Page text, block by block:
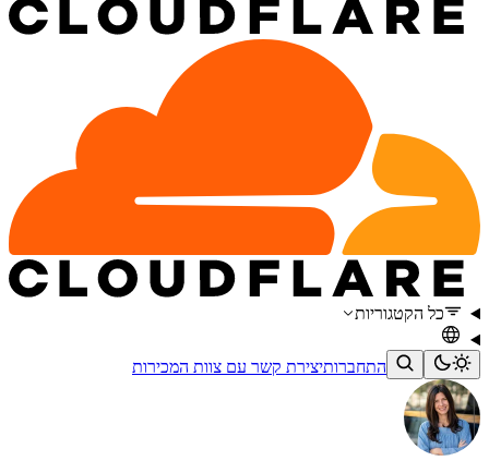
כל הקטגוריות
התחברותיצירת קשר עם צוות המכירות